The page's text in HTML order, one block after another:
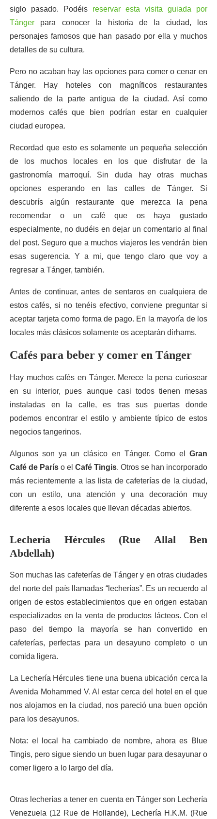
siglo pasado. Podéis reservar esta visita guiada por
Tánger para conocer la historia de la ciudad, los
personajes famosos que han pasado por ella y muchos
detalles de su cultura.
Pero no acaban hay las opciones para comer o cenar en
Tánger. Hay hoteles con magníficos restaurantes
saliendo de la parte antigua de la ciudad. Así como
modernos cafés que bien podrían estar en cualquier
ciudad europea.
Recordad que esto es solamente un pequeña selección
de los muchos locales en los que disfrutar de la
gastronomía marroquí. Sin duda hay otras muchas
opciones esperando en las calles de Tánger. Si
descubrís algún restaurante que merezca la pena
recomendar o un café que os haya gustado
especialmente, no dudéis en dejar un comentario al final
del post. Seguro que a muchos viajeros les vendrán bien
esas sugerencia. Y a mi, que tengo claro que voy a
regresar a Tánger, también.
Antes de continuar, antes de sentaros en cualquiera de
estos cafés, si no tenéis efectivo, conviene preguntar si
aceptar tarjeta como forma de pago. En la mayoría de los
locales más clásicos solamente os aceptarán dirhams.
Cafés para beber y comer en Tánger
Hay muchos cafés en Tánger. Merece la pena curiosear
en su interior, pues aunque casi todos tienen mesas
instaladas en la calle, es tras sus puertas donde
podemos encontrar el estilo y ambiente típico de estos
negocios tangerinos.
Algunos son ya un clásico en Tánger. Como el Gran
Café de París o el Café Tingis. Otros se han incorporado
más recientemente a las lista de cafeterías de la ciudad,
con un estilo, una atención y una decoración muy
diferente a esos locales que llevan décadas abiertos.
Lechería Hércules (Rue Allal Ben
Abdellah)
Son muchas las cafeterías de Tánger y en otras ciudades
del norte del país llamadas “lecherías”. Es un recuerdo al
origen de estos establecimientos que en origen estaban
especializados en la venta de productos lácteos. Con el
paso del tiempo la mayoría se han convertido en
cafeterías, perfectas para un desayuno completo o un
comida ligera.
La Lechería Hércules tiene una buena ubicación cerca la
Avenida Mohammed V. Al estar cerca del hotel en el que
nos alojamos en la ciudad, nos pareció una buen opción
para los desayunos.
Nota: el local ha cambiado de nombre, ahora es Blue
Tingis, pero sigue siendo un buen lugar para desayunar o
comer ligero a lo largo del día.
Otras lecherías a tener en cuenta en Tánger son Lechería
Venezuela (12 Rue de Hollande), Lechería H.K.M. (Rue